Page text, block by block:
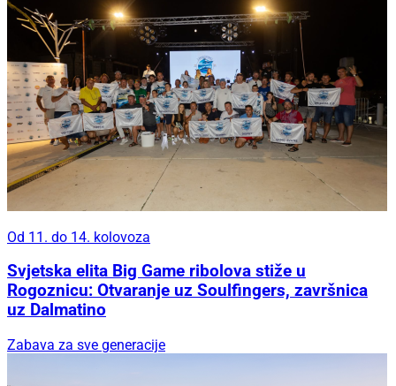
Od 11. do 14. kolovoza
Svjetska elita Big Game ribolova stiže u
Rogoznicu: Otvaranje uz Soulfingers, završnica
uz Dalmatino
Zabava za sve generacije